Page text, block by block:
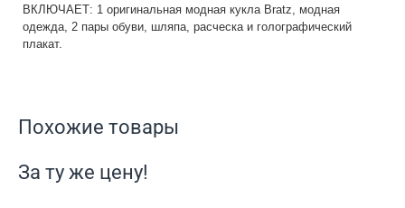
ВКЛЮЧАЕТ: 1 оригинальная модная кукла Bratz, модная
одежда, 2 пары обуви, шляпа, расческа и голографический
плакат.
Похожие товары
За ту же цену!